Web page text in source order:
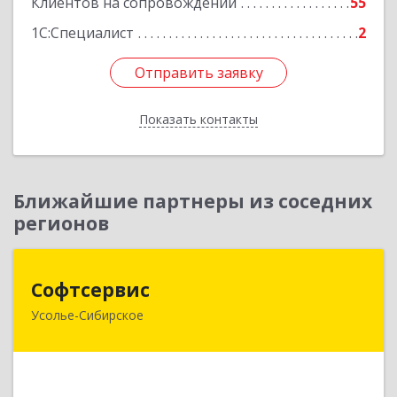
1С:Специалист
2
Отправить заявку
Показать контакты
Отправить заявку
Назад
Ближайшие партнеры из соседних
регионов
Софтсервис
Усолье-Сибирское
665451, Иркутская обл, Усолье-Сибирское г,